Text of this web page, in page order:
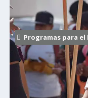
Programas para